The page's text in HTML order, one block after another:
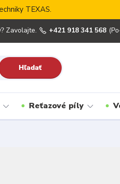
TEXAS.
Hľadať
Zavolajte. +421 918 341 568
Reťazové píly